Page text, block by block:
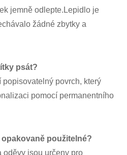
jemně odlepte.Lepidlo je
žádné zbytky a
psát?
povrch, který
pomocí permanentního
použitelné?
oděvy jsou určeny pro